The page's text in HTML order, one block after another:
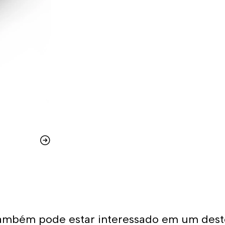
pode estar interessado em um